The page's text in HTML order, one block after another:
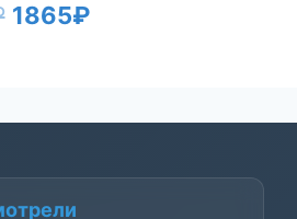
Первоначальная
1950₽.
1865₽Текущая